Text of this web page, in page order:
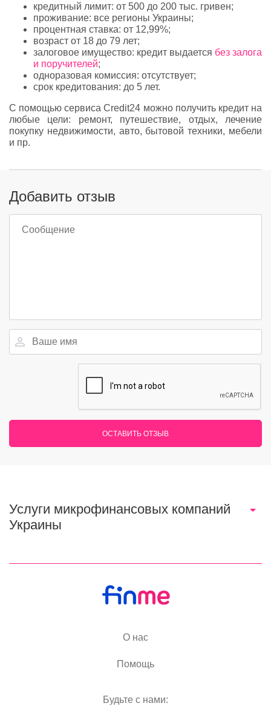
кредитный лимит: от 500 до 200 тыс. гривен;
проживание: все регионы Украины;
процентная ставка: от 12,99%;
возраст от 18 до 79 лет;
залоговое имущество: кредит выдается без залога
и поручителей;
одноразовая комиссия: отсутствует;
срок кредитования: до 5 лет.
С помощью сервиса Сredit24 можно получить кредит на
любые цели: ремонт, путешествие, отдых, лечение
покупку недвижимости, авто, бытовой техники, мебели
и пр.
Добавить отзыв
ОСТАВИТЬ ОТЗЫВ
Услуги микрофинансовых компаний
Украины
О нас
Помощь
Будьте с нами: